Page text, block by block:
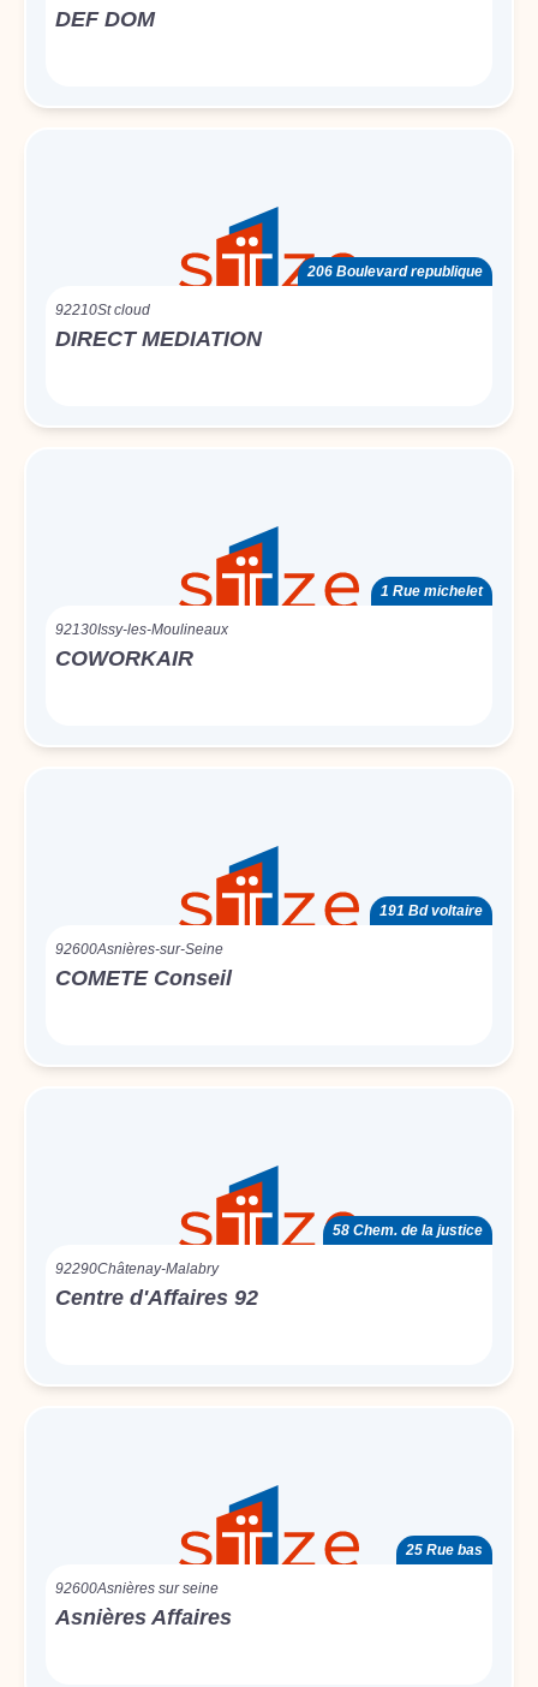
DEF DOM
206 Boulevard republique
92210St cloud
DIRECT MEDIATION
1 Rue michelet
92130Issy-les-Moulineaux
COWORKAIR
191 Bd voltaire
92600Asnières-sur-Seine
COMETE Conseil
58 Chem. de la justice
92290Châtenay-Malabry
Centre d'Affaires 92
25 Rue bas
92600Asnières sur seine
Asnières Affaires